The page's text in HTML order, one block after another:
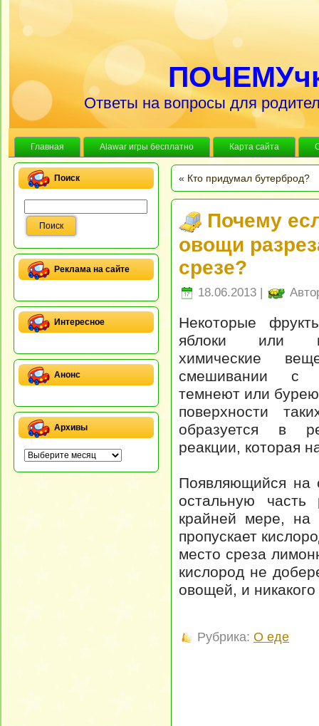
Ответы на вопросы для
Главная Alawar игры бесплатно Карта сайта
Поиск
Реклама на сайте
Интересное
Анонс
Архивы
« Кто придумал бутерброд?
Почему
овощи
срезе?
18.06.2013 |
Некоторые
яблоки или
химические
смешивании с
темнеют или
поверхности
образуется в
реакции, которая
Появляющийся на
остальную
крайней мере, на
пропускает
место среза
кислород не
овощей, и
Рубрика: О еде